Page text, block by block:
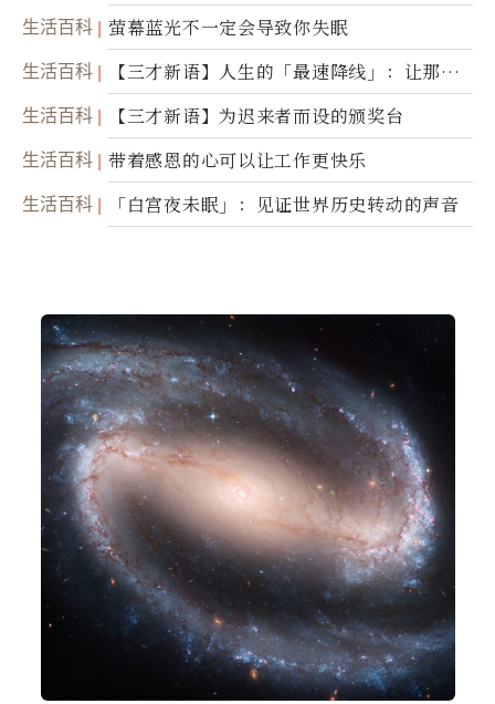
诺
生活百科 萤幕蓝光不一定会导致你失眠
生活百科
【三才新语】人生的「最速降线」：让那道
光，带你滑向自己
生活百科 【三才新语】为迟来者而设的颁奖台
生活百科 带着感恩的心可以让工作更快乐
生活百科 「白宫夜未眠」：见证世界历史转动的声音